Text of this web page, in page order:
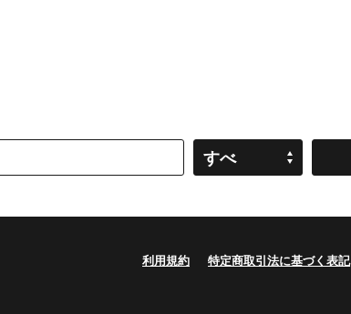
すべ
利用規約 特定商取引法に基づく表記